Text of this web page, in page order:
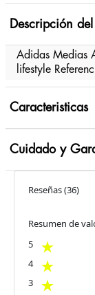
Descripción
Adidas Medias
lifestyle
Caracteristicas
Cuidado y
Reseñas(36)
Resumen de
5
4
3